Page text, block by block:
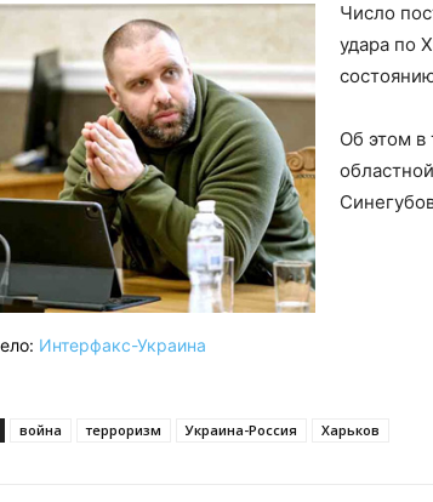
Число
удара по
Об этом в
Интерфакс-Украина
война терроризм Украина-Россия Харьков